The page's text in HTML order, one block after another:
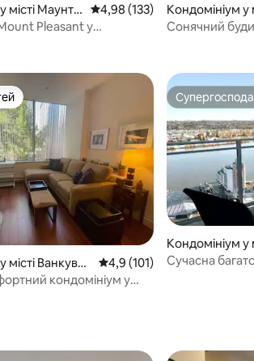
місті Маунт-
Середня оцінка: 4,98 з 5,
4,98 (133)
Pleasant у
Кондомініум у
ер, центр
Сонячний
місті Ванкуве
Середня оцінка: 4,9 з 5,
4,9 (101)
кондомініум у
Кондомініум у
тминстер
Сучасна